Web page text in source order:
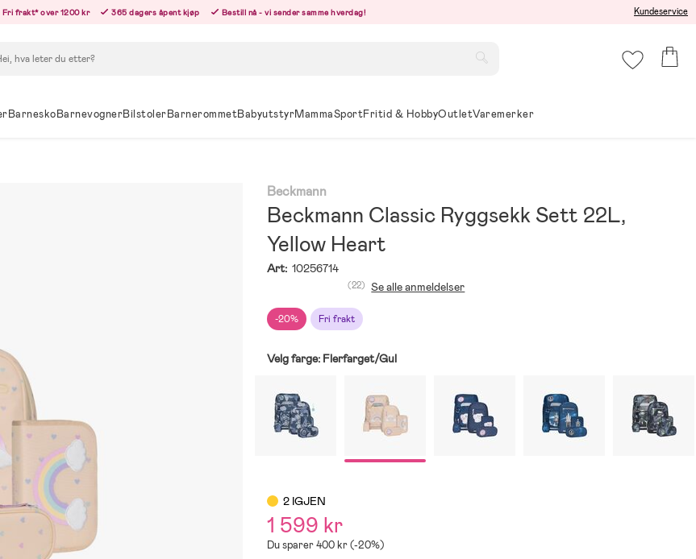
Fri frakt* over 1200 kr 365 dagers åpent kjøp Bestill nå - vi sender samme hverdag! Kundeservice
BarneskoBarnevognerBilstolerBarnerommetBabyutstyrMammaSportFritid & HobbyOutletVaremerker
Beckmann
Beckmann Classic Ryggsekk Sett 22L,
Yellow Heart
Art: 10256714
-20% Fri frakt
(22) Se alle anmeldelser
Velg farge: Flerfarget/Gul
2 IGJEN
1 599 kr
Du sparer 400 kr (-20%)